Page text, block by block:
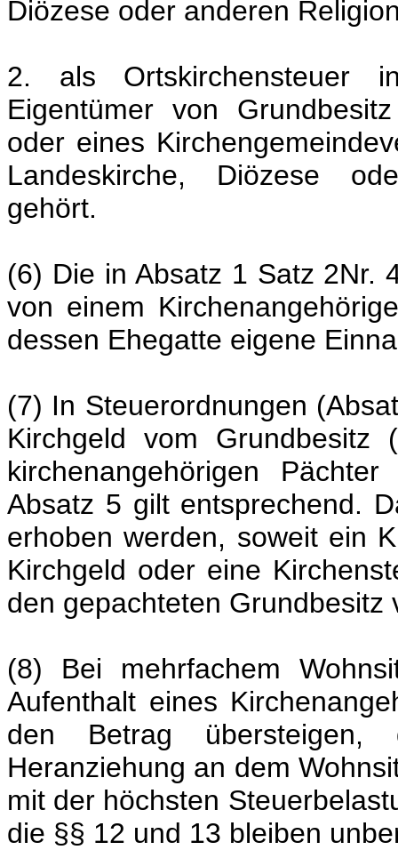
Diözese oder anderen
2. als Ortskirchensteuer
Eigentümer von
oder eines
Landeskirche, Diözese
gehört.
(6) Die in Absatz 1 Satz 2Nr.
von einem
dessen Ehegatte eigene
(7) In Steuerordnungen
Kirchgeld vom
kirchenangehörigen
Absatz 5 gilt entsprechend.
erhoben werden, soweit ein
Kirchgeld oder eine
den gepachteten
(8) Bei mehrfachem
Aufenthalt eines
den Betrag übersteigen,
Heranziehung an dem
mit der höchsten
die §§ 12 und 13 bleiben